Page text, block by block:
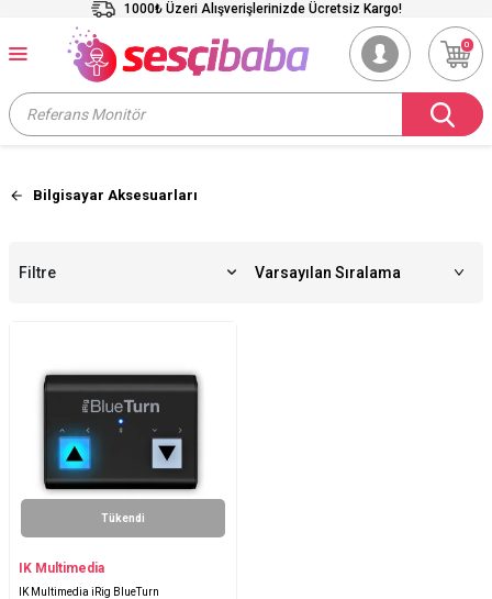
1000₺ Üzeri Alışverişlerinizde Ücretsiz Kargo!
0
Bilgisayar Aksesuarları
Filtre
Tükendi
IK Multimedia
IK Multimedia iRig BlueTurn